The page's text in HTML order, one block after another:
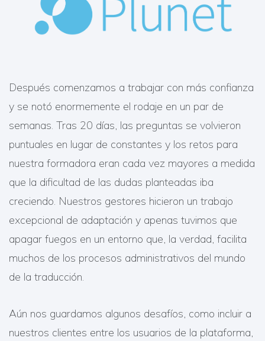
Después comenzamos a trabajar con más confianza
y se notó enormemente el rodaje en un par de
semanas. Tras 20 días, las preguntas se volvieron
puntuales en lugar de constantes y los retos para
nuestra formadora eran cada vez mayores a medida
que la dificultad de las dudas planteadas iba
creciendo. Nuestros gestores hicieron un trabajo
excepcional de adaptación y apenas tuvimos que
apagar fuegos en un entorno que, la verdad, facilita
muchos de los procesos administrativos del mundo
de la traducción.
Aún nos guardamos algunos desafíos, como incluir a
nuestros clientes entre los usuarios de la plataforma,